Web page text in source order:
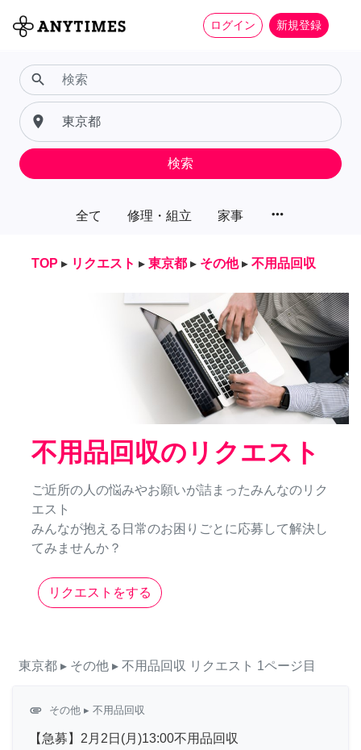
ログイン 新規登録
全て 修理・組立 家事 more_horiz
search
place
検索
TOP ▸ リクエスト ▸ 東京都 ▸ その他 ▸ 不用品回収
不用品回収のリクエスト
ご近所の人の悩みやお願いが詰まったみんなのリク
エスト
みんなが抱える日常のお困りごとに応募して解決し
てみませんか？
リクエストをする
東京都 ▸ その他 ▸ 不用品回収 リクエスト 1ページ目
attachment その他 ▸ 不用品回収
【急募】2月2日(月)13:00不用品回収